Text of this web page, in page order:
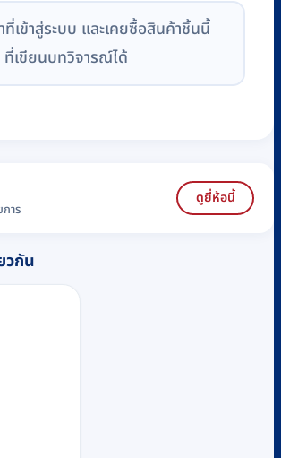
ที่เข้าสู่ระบบ และเคยซื้อสินค้าชิ้นนี้
ที่เขียนบทวิจารณ์ได้
าร
ดูยี่ห้อนี้
วกัน